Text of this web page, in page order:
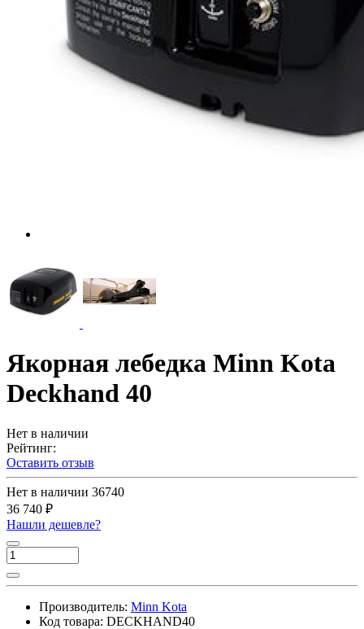
Якорная лебедка Minn Kota
Deckhand 40
Нет в наличии
Рейтинг:
Оставить отзыв
Нет в наличии 36740
36 740 ₽
Нашли дешевле?
Производитель: Minn Kota
Код товара: DECKHAND40